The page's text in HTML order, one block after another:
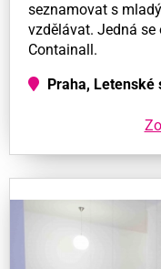
seznamovat s
vzdělávat. Jedná se
Containall.
Praha, Letenské